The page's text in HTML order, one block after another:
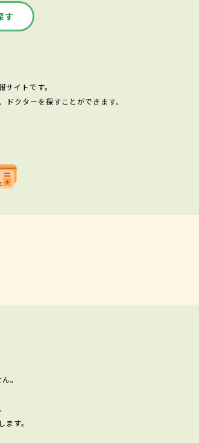
す
イトです。
クターを探すことができます。
。
す。